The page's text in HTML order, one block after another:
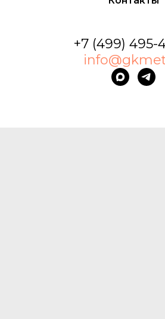
+7 (499) 495-